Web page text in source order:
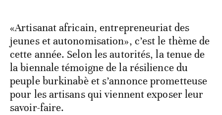
«Artisanat africain, entrepreneuriat des
jeunes et autonomisation», c’est le thème de
cette année. Selon les autorités, la tenue de
la biennale témoigne de la résilience du
peuple burkinabè et s’annonce prometteuse
pour les artisans qui viennent exposer leur
savoir-faire.